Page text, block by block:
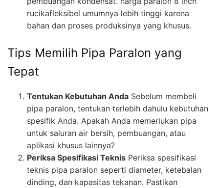
rucikafleksibel umumnya lebih tinggi karena
bahan dan proses produksinya yang khusus.
Tips Memilih Pipa Paralon yang
Tepat
Tentukan Kebutuhan Anda Sebelum membeli
pipa paralon, tentukan terlebih dahulu kebutuhan
spesifik Anda. Apakah Anda memerlukan pipa
untuk saluran air bersih, pembuangan, atau
aplikasi khusus lainnya?
Periksa Spesifikasi Teknis Periksa spesifikasi
teknis pipa paralon seperti diameter, ketebalan
dinding, dan kapasitas tekanan. Pastikan